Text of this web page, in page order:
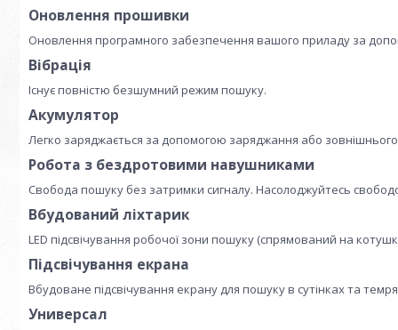
Оновлення прошивки
Оновлення програмного забезпечення вашого приладу за
Вібрація
Існує повністю безшумний режим пошуку.
Акумулятор
Легко заряджається за допомогою заряджання або
Робота з бездротовими навушниками
Свобода пошуку без затримки сигналу. Насолоджуйтесь
Вбудований ліхтарик
LED підсвічування робочої зони пошуку (спрямований на
Підсвічування екрана
Вбудоване підсвічування екрану для пошуку в сутінках та
Универсал